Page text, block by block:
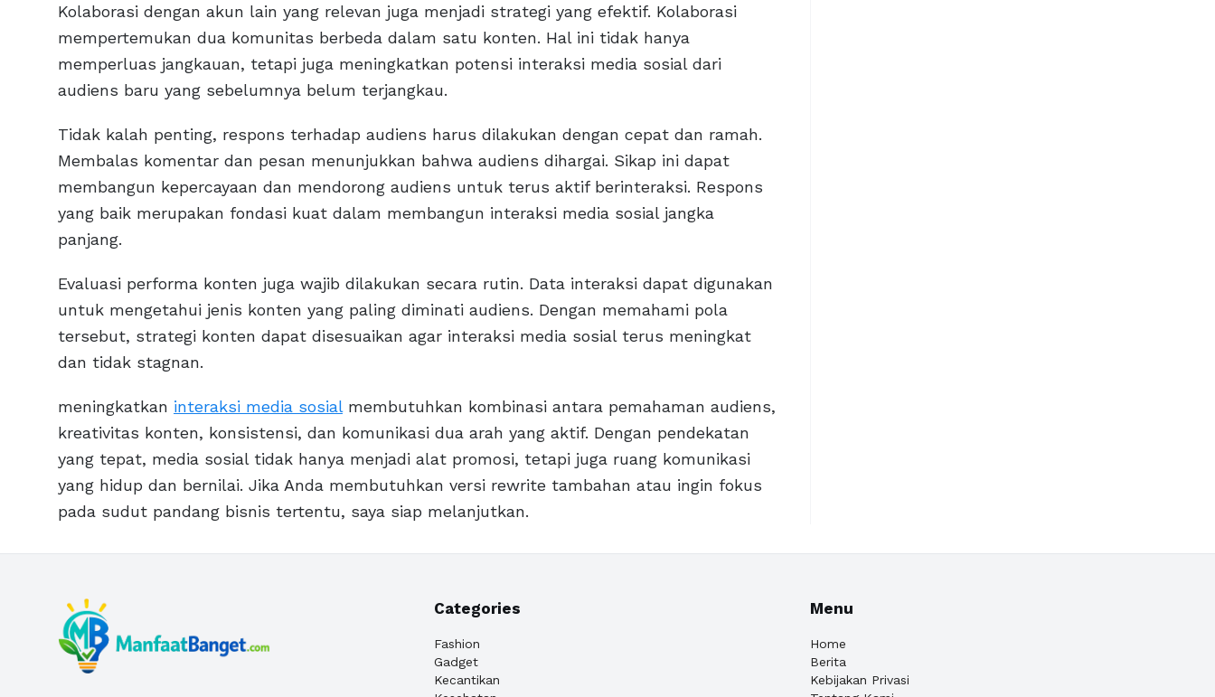
Kolaborasi dengan akun lain yang relevan juga menjadi strategi yang efektif. Kolaborasi
mempertemukan dua komunitas berbeda dalam satu konten. Hal ini tidak hanya
memperluas jangkauan, tetapi juga meningkatkan potensi interaksi media sosial dari
audiens baru yang sebelumnya belum terjangkau.
Tidak kalah penting, respons terhadap audiens harus dilakukan dengan cepat dan ramah.
Membalas komentar dan pesan menunjukkan bahwa audiens dihargai. Sikap ini dapat
membangun kepercayaan dan mendorong audiens untuk terus aktif berinteraksi. Respons
yang baik merupakan fondasi kuat dalam membangun interaksi media sosial jangka
panjang.
Evaluasi performa konten juga wajib dilakukan secara rutin. Data interaksi dapat digunakan
untuk mengetahui jenis konten yang paling diminati audiens. Dengan memahami pola
tersebut, strategi konten dapat disesuaikan agar interaksi media sosial terus meningkat
dan tidak stagnan.
meningkatkan interaksi media sosialmembutuhkan kombinasi antara pemahaman audiens,
kreativitas konten, konsistensi, dan komunikasi dua arah yang aktif. Dengan pendekatan
yang tepat, media sosial tidak hanya menjadi alat promosi, tetapi juga ruang komunikasi
yang hidup dan bernilai. Jika Anda membutuhkan versi rewrite tambahan atau ingin fokus
pada sudut pandang bisnis tertentu, saya siap melanjutkan.
Categories
Fashion
Gadget
Kecantikan
Menu
Home
Berita
Kebijakan Privasi